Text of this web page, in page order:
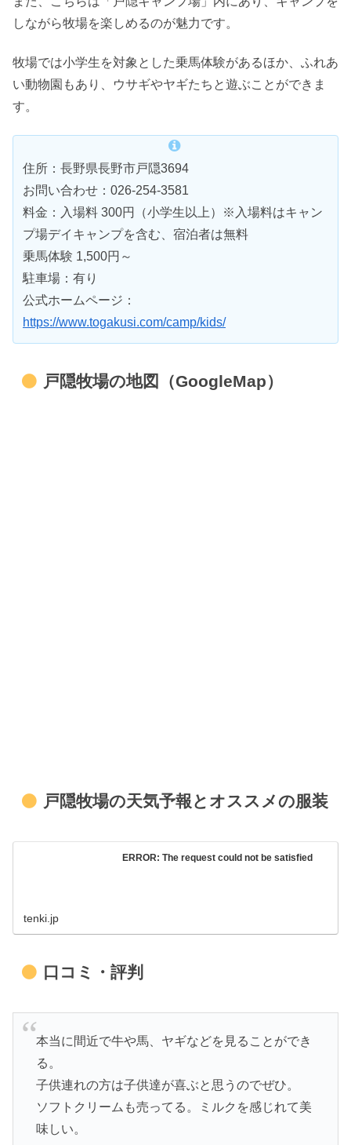
しながら牧場を楽しめるのが魅力です。
牧場では小学生を対象とした乗馬体験があるほか、ふれあ
い動物園もあり、ウサギやヤギたちと遊ぶことができま
す。
住所：長野県長野市戸隠3694
お問い合わせ：026-254-3581
料金：入場料 300円（小学生以上）※入場料はキャン
プ場デイキャンプを含む、宿泊者は無料
乗馬体験 1,500円～
駐車場：有り
公式ホームページ：
https://www.togakusi.com/camp/kids/
戸隠牧場の地図（GoogleMap）
戸隠牧場の天気予報とオススメの服装
ERROR: The request could not be satisfied
tenki.jp
口コミ・評判
本当に間近で牛や馬、ヤギなどを見ることができ
る。
子供連れの方は子供達が喜ぶと思うのでぜひ。
ソフトクリームも売ってる。ミルクを感じれて美
味しい。